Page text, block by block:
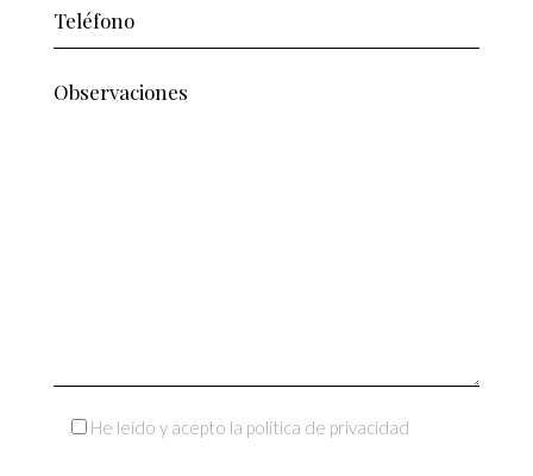
He leído y acepto la política de privacidad